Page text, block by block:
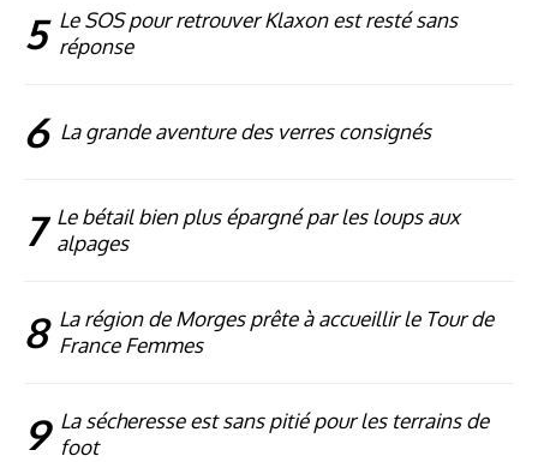
5 Le SOS pour retrouver Klaxon est resté sans
réponse
6 La grande aventure des verres consignés
7 Le bétail bien plus épargné par les loups aux
alpages
8 La région de Morges prête à accueillir le Tour de
France Femmes
9 La sécheresse est sans pitié pour les terrains de
foot